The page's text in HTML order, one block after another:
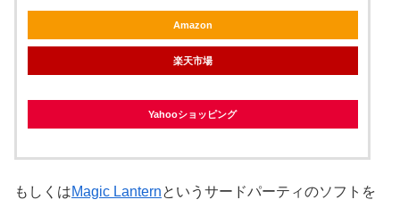
Amazon
楽天市場
Yahooショッピング
もしくはMagic Lanternというサードパーティのソフトを